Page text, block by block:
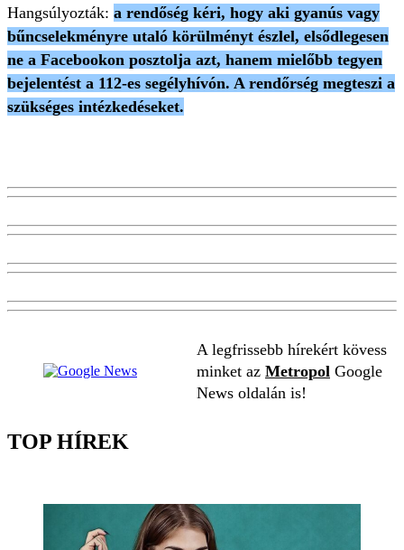
Hangsúlyozták: a rendőség kéri, hogy aki gyanús vagy
bűncselekményre utaló körülményt észlel, elsődlegesen
ne a Facebookon posztolja azt, hanem mielőbb tegyen
bejelentést a 112-es segélyhívón. A rendőrség megteszi a
szükséges intézkedéseket.
A legfrissebb hírekért kövess
minket az Metropol Google
News oldalán is!
TOP HÍREK